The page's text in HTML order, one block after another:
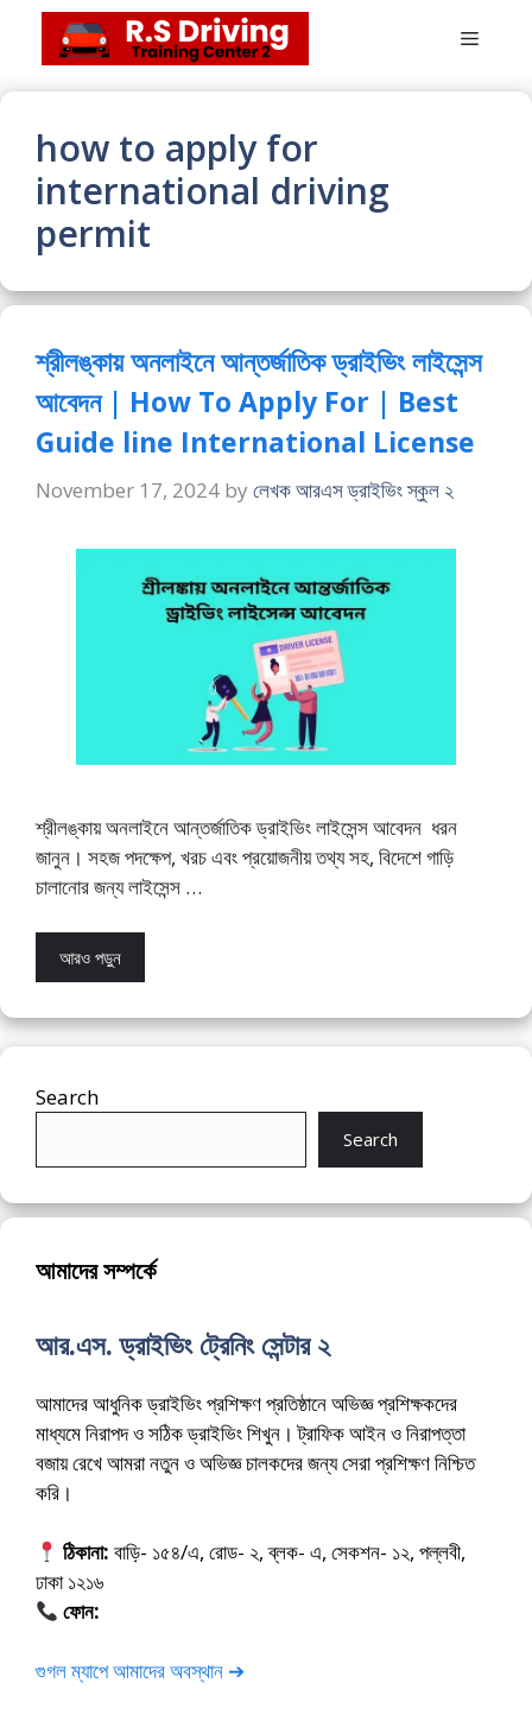
content
Menu
how to apply for
international driving
permit
শ্রীলঙ্কায় অনলাইনে আন্তর্জাতিক ড্রাইভিং লাইসেন্স
আবেদন | How To Apply For | Best
Guide line International License
November 17, 2024 by লেখক আরএস ড্রাইভিং স্কুল ২
শ্রীলঙ্কায় অনলাইনে আন্তর্জাতিক ড্রাইভিং লাইসেন্স আবেদন ধরন
জানুন। সহজ পদক্ষেপ, খরচ এবং প্রয়োজনীয় তথ্য সহ, বিদেশে গাড়ি
চালানোর জন্য লাইসেন্স …
আরও পড়ুন
Search
Search
আমাদের সম্পর্কে
আর.এস. ড্রাইভিং ট্রেনিং সেন্টার ২
আমাদের আধুনিক ড্রাইভিং প্রশিক্ষণ প্রতিষ্ঠানে অভিজ্ঞ প্রশিক্ষকদের
মাধ্যমে নিরাপদ ও সঠিক ড্রাইভিং শিখুন। ট্রাফিক আইন ও নিরাপত্তা
বজায় রেখে আমরা নতুন ও অভিজ্ঞ চালকদের জন্য সেরা প্রশিক্ষণ নিশ্চিত
করি।
ঠিকানা: বাড়ি- ১৫৪/এ, রোড- ২, ব্লক- এ, সেকশন- ১২, পল্লবী,
ঢাকা ১২১৬
ফোন:
গুগল ম্যাপে আমাদের অবস্থান ➔